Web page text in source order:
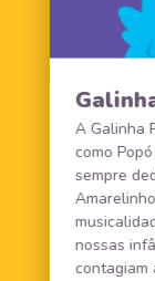
A Galinha
como
sempre
nossas
contagiam